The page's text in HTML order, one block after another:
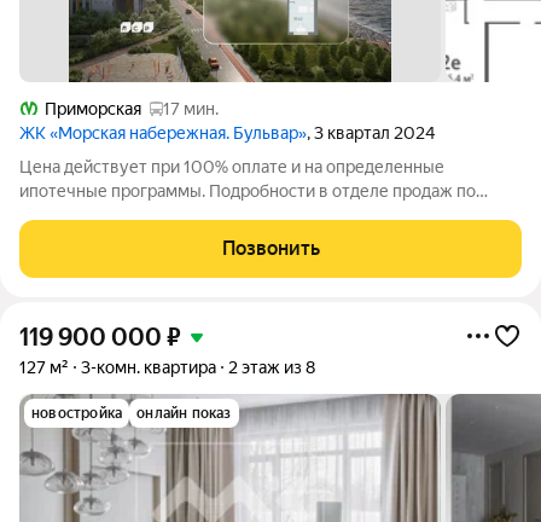
Приморская
17 мин.
ЖК «Морская набережная. Бульвар», 3 квартал 2024
Цена действует при 100% оплате и на определенные
ипотечные программы. Подробности в отделе продаж по
набережная» на 17 этаже. Общая площадь составляет 74.70 кв.
м. Квартира с чистовой отделкой.
Позвонить
119 900 000 ₽
127 м² 3-комн. квартира 2 этаж из 8
новостройка онлайн показ